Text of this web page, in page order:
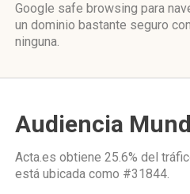
Google safe browsing para
un dominio bastante seguro
ninguna.
Audiencia
Acta.es obtiene 25.6% del
está ubicada como #31844.